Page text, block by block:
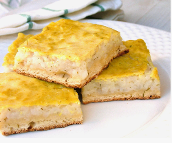
VEGÁN KAPROS-
TÚRÓS LEPÉNY